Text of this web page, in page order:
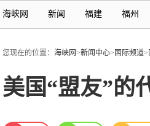
海峡网 新闻 福建 福州
您现在的位置： 海峡网>新闻中心> 国际频道>
美国“盟友”的